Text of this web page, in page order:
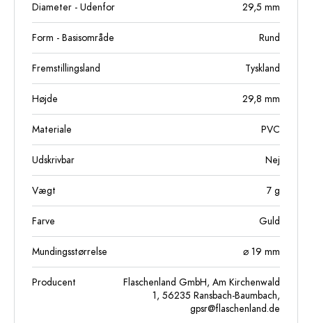
Diameter - Udenfor 29,5 mm
Form - Basisområde Rund
Fremstillingsland Tyskland
Højde 29,8 mm
Materiale PVC
Udskrivbar Nej
Vægt 7 g
Farve Guld
Mundingsstørrelse ⌀ 19 mm
Producent
Flaschenland GmbH, Am Kirchenwald
1, 56235 Ransbach-Baumbach,
gpsr@flaschenland.de